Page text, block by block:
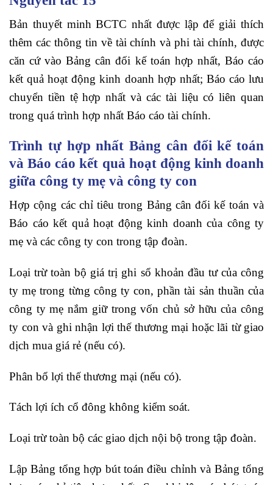
Bản thuyết minh BCTC nhất được lập để giải thích
thêm các thông tin về tài chính và phi tài chính, được
căn cứ vào Bảng cân đối kế toán hợp nhất, Báo cáo
kết quả hoạt động kinh doanh hợp nhất; Báo cáo lưu
chuyển tiền tệ hợp nhất và các tài liệu có liên quan
trong quá trình hợp nhất Báo cáo tài chính.
Trình tự hợp nhất Bảng cân đối kế toán
và Báo cáo kết quả hoạt động kinh doanh
giữa công ty mẹ và công ty con
Hợp cộng các chỉ tiêu trong Bảng cân đối kế toán và
Báo cáo kết quả hoạt động kinh doanh của công ty
mẹ và các công ty con trong tập đoàn.
Loại trừ toàn bộ giá trị ghi sổ khoản đầu tư của công
ty mẹ trong từng công ty con, phần tài sản thuần của
công ty mẹ nắm giữ trong vốn chủ sở hữu của công
ty con và ghi nhận lợi thế thương mại hoặc lãi từ giao
dịch mua giá rẻ (nếu có).
Phân bổ lợi thế thương mại (nếu có).
Tách lợi ích cổ đông không kiểm soát.
Loại trừ toàn bộ các giao dịch nội bộ trong tập đoàn.
Lập Bảng tổng hợp bút toán điều chỉnh và Bảng tổng